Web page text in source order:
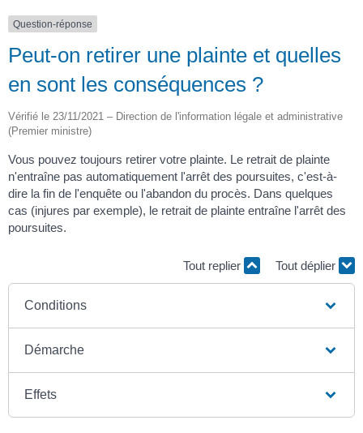
Question-réponse
Peut-on retirer une plainte et quelles
en sont les conséquences ?
Vérifié le 23/11/2021 – Direction de l'information légale et administrative
(Premier ministre)
Vous pouvez toujours retirer votre plainte. Le retrait de plainte
n'entraîne pas automatiquement l'arrêt des poursuites, c'est-à-
dire la fin de l'enquête ou l'abandon du procès. Dans quelques
cas (injures par exemple), le retrait de plainte entraîne l'arrêt des
poursuites.
Tout replier Tout déplier
Conditions
Démarche
Effets